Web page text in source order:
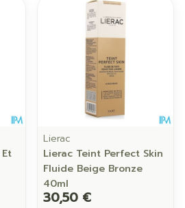
Lierac
Lierac Teint Perfect Skin
Fluide Beige Bronze
40ml
30,50 €